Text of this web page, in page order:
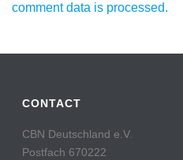
comment data is processed.
CONTACT
CBN Deutschland e.V.
Postfach 670222